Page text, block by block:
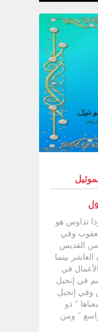
ودائما يذكر
كما في
متى فاتضاعا
ما رفيقه
توما إلى
(أع1: 13) كأنه ازداد في
قيامة
السيد المسيح وظهوراته في العلية (يو 20: 26)
ويؤكد على ذلك حادثة صيد السمك في (يو 21)
ويظهر
اختيار
يوم حلول
في إنجيل
مختلفة لها أهميتها
تداوس هو
يعقوب وفي
القديس
بينما
في
في إنجيل
وفي إنجيل
" ذو
" ومن